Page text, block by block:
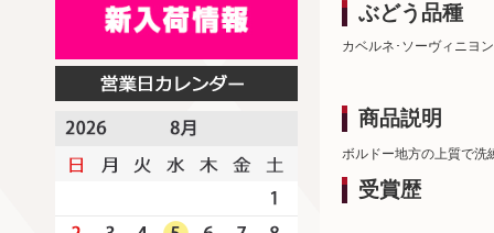
ぶどう品種
カベルネ･ソーヴィニヨ
商品説明
ボルドー地方の上質で洗
受賞歴